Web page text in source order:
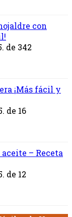
con
de 342
¡Más fácil y
de 16
– Receta
de 12